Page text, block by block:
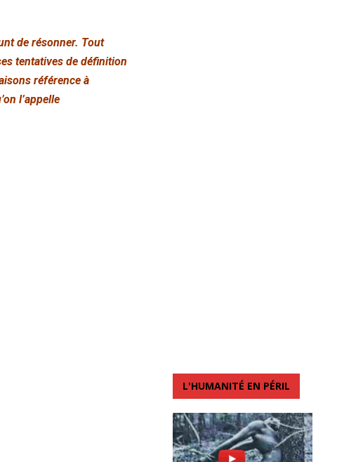
de résonner. Tout
tentatives de définition
référence à
l’appelle
L'HUMANITÉ EN PÉRIL